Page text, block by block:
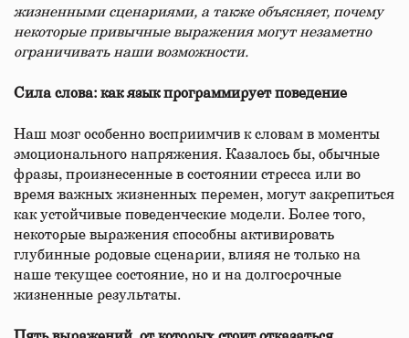
жизненными сценариями, а также объясняет, почему
некоторые привычные выражения могут незаметно
ограничивать наши возможности.
Сила слова: как язык программирует поведение
Наш мозг особенно восприимчив к словам в моменты
эмоционального напряжения. Казалось бы, обычные
фразы, произнесенные в состоянии стресса или во
время важных жизненных перемен, могут закрепиться
как устойчивые поведенческие модели. Более того,
некоторые выражения способны активировать
глубинные родовые сценарии, влияя не только на
наше текущее состояние, но и на долгосрочные
жизненные результаты.